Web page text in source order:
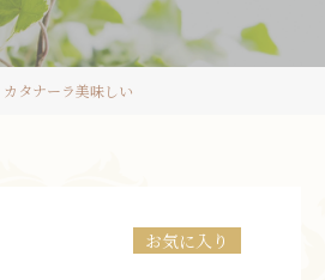
カタナーラ美味しい
お気に入り